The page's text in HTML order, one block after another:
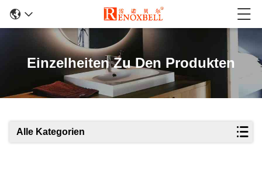
Einzelheiten Zu Den Produkten
Alle Kategorien